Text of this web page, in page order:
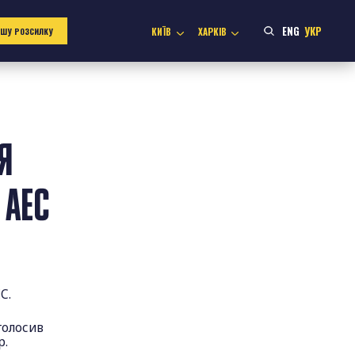
РОЗСИЛКУ КИЇВ ХАРКІВ ENG УКР